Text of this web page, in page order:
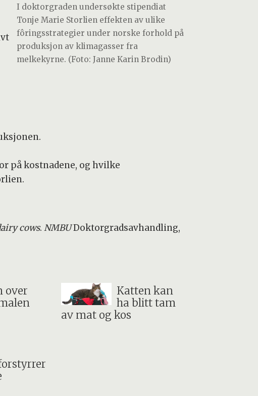
I doktorgraden undersøkte stipendiat
Tonje Marie Storlien effekten av ulike
fôringsstrategier under norske forhold på
produksjon av klimagasser fra
melkekyrne. (Foto: Janne Karin Brodin)
på kostnadene, og hvilke
cows. NMBUDoktorgradsavhandling,
over
Katten kan
ha blitt tam
av mat og kos